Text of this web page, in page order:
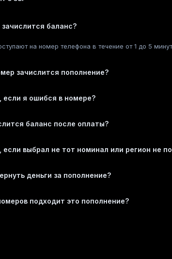
баланс?
на номер телефона в течение от 1 до 5
зачислится пополнение?
если я ошибся в номере?
баланс после оплаты?
если выбрал не тот номинал или регион не
деньги за пополнение?
подходит это пополнение?